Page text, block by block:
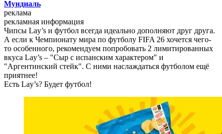
Мундиаль
реклама
рекламная информация
Чипсы Lay’s и футбол всегда идеально дополняют друг друга.
А если к Чемпионату мира по футболу FIFA 26 хочется чего-
то особенного, рекомендуем попробовать 2 лимитированных
вкуса Lay’s – "Сыр с испанским характером" и
"Аргентинский стейк". С ними наслаждаться футболом ещё
приятнее!
Есть Lay’s? Будет футбол!